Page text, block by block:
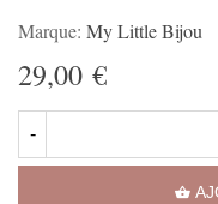
Marque: My Little Bijou
29,00 €
-